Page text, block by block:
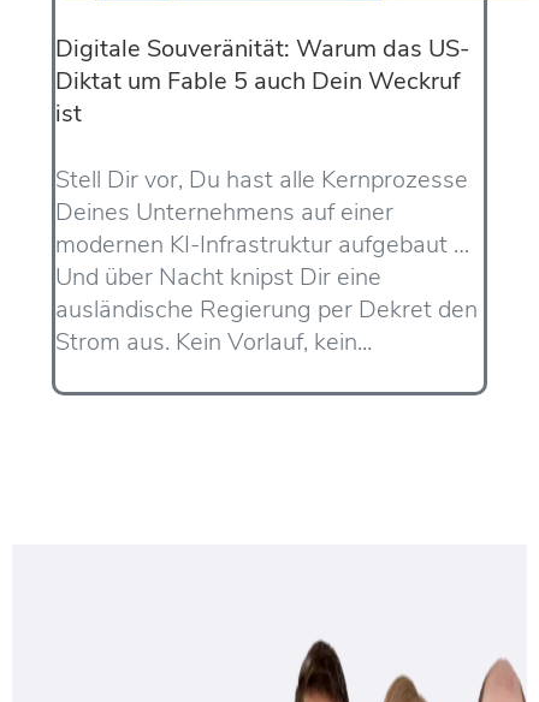
Digitale Souveränität: Warum das US-
Diktat um Fable 5 auch Dein Weckruf
ist
Stell Dir vor, Du hast alle Kernprozesse
Deines Unternehmens auf einer
modernen KI-Infrastruktur aufgebaut …
Und über Nacht knipst Dir eine
ausländische Regierung per Dekret den
Strom aus. Kein Vorlauf, kein...